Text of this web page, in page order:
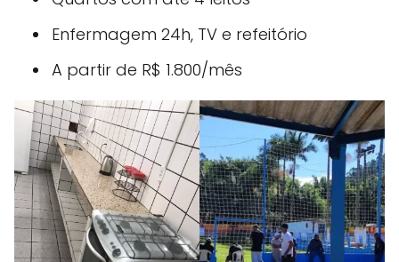
Enfermagem 24h, TV e refeitório
A partir de R$ 1.800/mês